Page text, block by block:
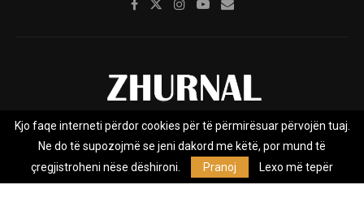
Rreth nesh Impresumi Marketing
Privacy Policy
Zhurnal.mk është Agjenci e Lajmeve e pavarur, e themeluar në vitin
Kjo faqe interneti përdor cookies për të përmirësuar përvojën tuaj.
Ne do të supozojmë se jeni dakord me këtë, por mund të
çregjistroheni nëse dëshironi.
Pranoj Lexo më tepër